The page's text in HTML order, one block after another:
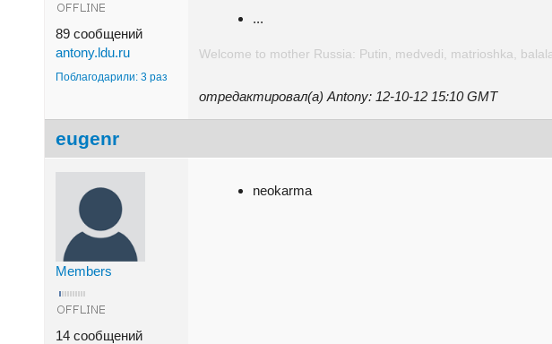
89 сообщений
antony.ldu.ru
Поблагодарили: 3 раз
...
Welcome to mother Russia: Putin, medvedi, matrioshka,
отредактировал(а) Antony: 12-10-12 15:10 GMT
eugenr
Members
14 сообщений
neokarma